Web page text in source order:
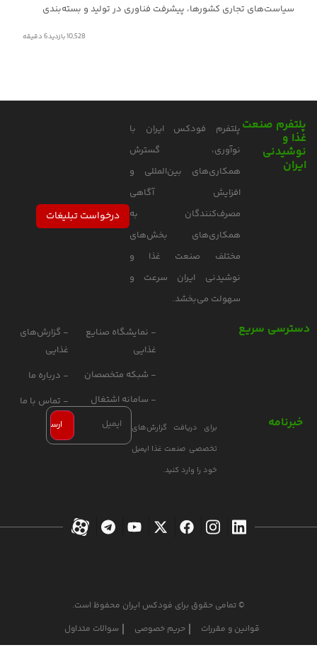
سیاست‌های تجاری کشورها، پیشرفت فناوری در تولید و بسته‌بندی
10,528 بازدید 6دقیقه
صنعت
و
پلتفرم فودکس ایران با
نوآوری، گسترش
همکاری‌های بین‌المللی و
افزایش آگاهی
مصرف‌کنندگان به
همکاری‌های بخش‌های
مختلف صنعت غذا و
نوشیدنی ایران سرعت و
سهولت می‌بخشد.
درخواست تبلیغات
سریع
- نمایشگاه صنایع
غذایی
- شبکه متخصصان
- سامانه اشتغال
- گزارش‌های
غذایی
- درباره ما
- تماس با ما
خبرنامه
برای دریافت گزارش‌های
تخصصی صنعت غذا ایمیل
خود را وارد کنید.
© تمامی حقوق برای فودکس ایران محفوظ است.
قوانین و مقررات
حریم خصوصی سوالات متداول